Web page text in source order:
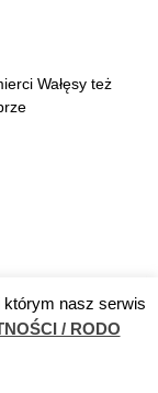
Wałęsy też
nasz serwis
/ RODO